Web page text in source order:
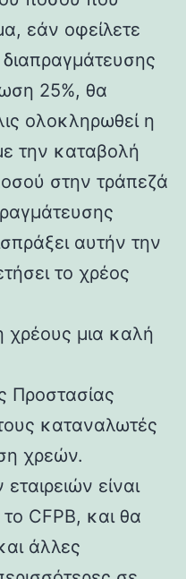
εάν οφείλετε
25%, θα
ολοκληρωθεί η
την καταβολή
στην τράπεζά
αυτήν την
το χρέος
χρέους μια καλή
Προστασίας
καταναλωτές
χρεών.
είναι
το CFPB, και θα
άλλες